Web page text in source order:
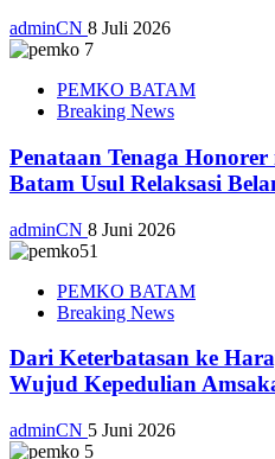
adminCN 8 Juli 2026
PEMKO BATAM
Breaking News
Penataan Tenaga
Batam Usul Relaksasi
adminCN 8 Juni 2026
PEMKO BATAM
Breaking News
Dari Keterbatasan ke
Wujud Kepedulian
adminCN 5 Juni 2026